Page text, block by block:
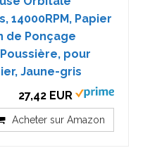
14000RPM, Papier
de Ponçage
pour
Jaune-gris
27,42 EUR
Acheter sur Amazon